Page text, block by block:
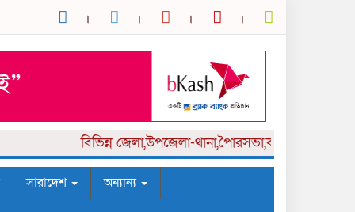
বিভিন্নজেলা,উপজেলা-থানা,পৈারসভা,কলেজ পর্যায়
সারাদেশ অন্যান্য